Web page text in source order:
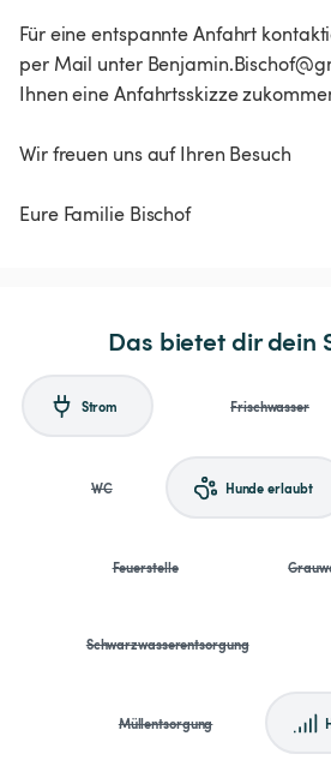
Für eine entspannte Anfahrt
per Mail unter
Ihnen eine Anfahrtsskizze
Wir freuen uns auf Ihren Besuch
Eure Familie Bischof
Das bietet dir dein
Strom Frischwasser
WC Hunde erlaubt
Feuerstelle
Schwarzwasserentsorgung
Müllentsorgung